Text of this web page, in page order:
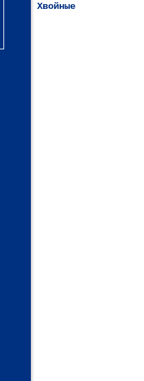
Хвойные